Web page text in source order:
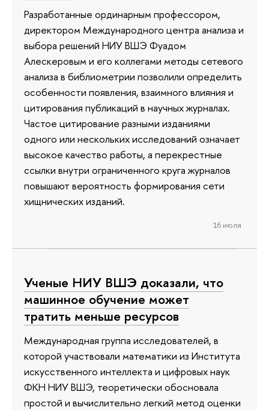
Разработанные ординарным профессором,
директором Международного центра анализа и
выбора решений НИУ ВШЭ Фуадом
Алескеровым и его коллегами методы сетевого
анализа в библиометрии позволили определить
особенности появления, взаимного влияния и
цитирования публикаций в научных журналах.
Частое цитирование разными изданиями
одного или нескольких исследований означает
высокое качество работы, а перекрестные
ссылки внутри ограниченного круга журналов
повышают вероятность формирования сети
хищнических изданий.
16 июля
Ученые НИУ ВШЭ доказали, что
машинное обучение может
тратить меньше ресурсов
Международная группа исследователей, в
которой участвовали математики из Института
искусственного интеллекта и цифровых наук
ФКН НИУ ВШЭ, теоретически обосновала
простой и вычислительно легкий метод оценки